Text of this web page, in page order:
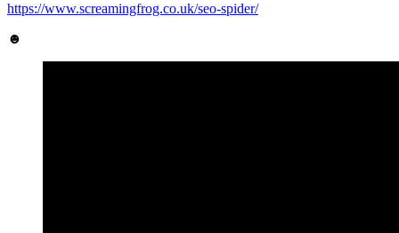
https://www.screamingfrog.co.uk/seo-spider/
☻